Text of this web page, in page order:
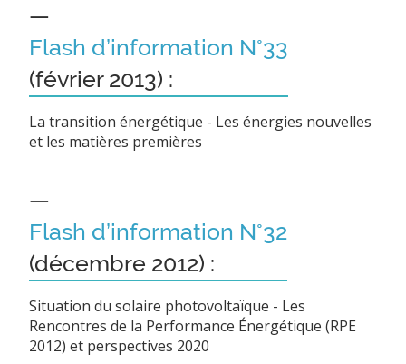
—
Flash d’information N°33
(février 2013) :
La transition énergétique - Les énergies nouvelles
et les matières premières
—
Flash d’information N°32
(décembre 2012) :
Situation du solaire photovoltaïque - Les
Rencontres de la Performance Énergétique (RPE
2012) et perspectives 2020